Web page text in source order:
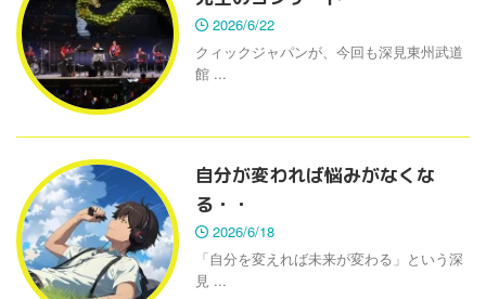
2026/6/22
クィックジャパンが、今回も深見東州武道
館 ...
自分が変われば悩みがなくな
る・・
2026/6/18
「自分を変えれば未来が変わる」という深
見 ...